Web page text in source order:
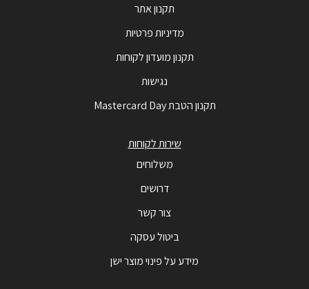
תקנון אתר
מדיניות פרטיות
תקנון מועדון לקוחות
נגישות
תקנון הטבת Mastercard Day
שירות לקוחות
משלוחים
דרושים
צור קשר
ביטול עסקה
מידע על פינוי מוצר ישן